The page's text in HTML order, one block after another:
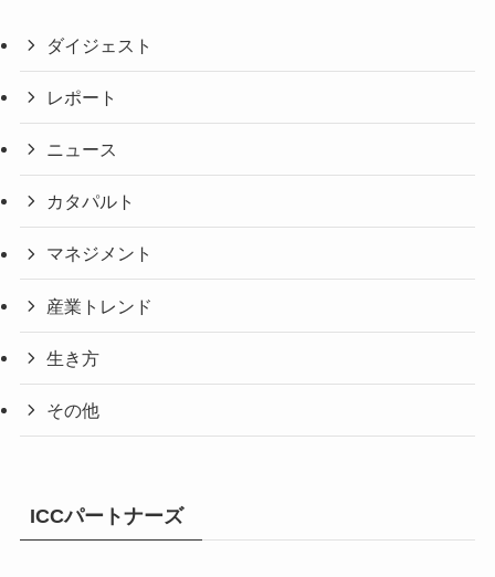
ダイジェスト
レポート
ニュース
カタパルト
マネジメント
産業トレンド
生き方
その他
ICCパートナーズ